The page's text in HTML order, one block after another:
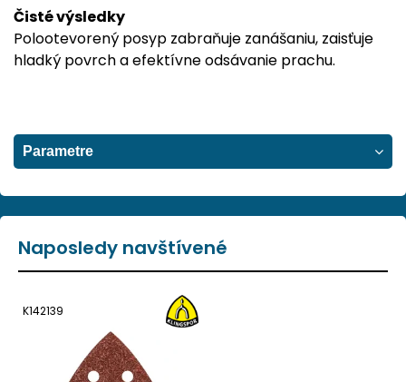
Čisté výsledky
Polootevorený posyp zabraňuje zanášaniu, zaisťuje
hladký povrch a efektívne odsávanie prachu.
Parametre
Naposledy navštívené
K142139